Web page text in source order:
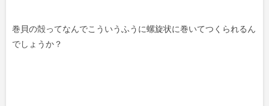
巻貝の殻ってなんでこういうふうに螺旋状に巻いてつくられるん
でしょうか？